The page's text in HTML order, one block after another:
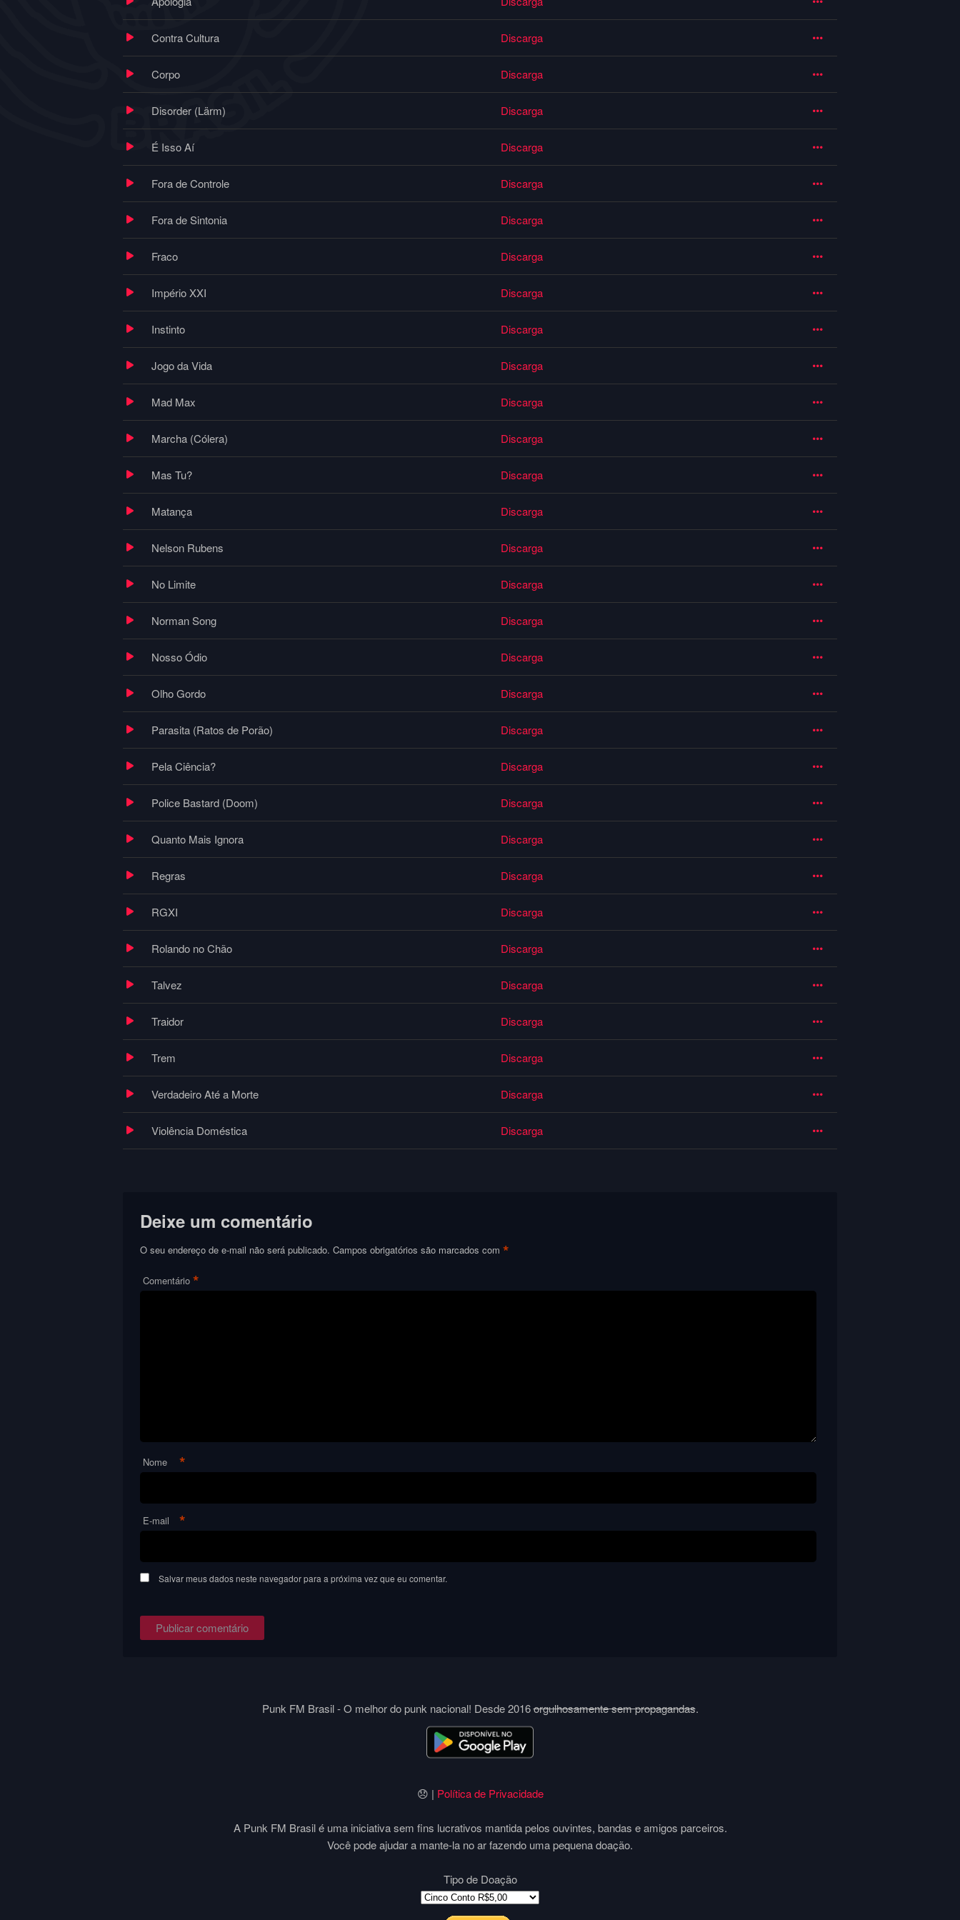
Contra Cultura Discarga
Corpo Discarga
Disorder (Lärm) Discarga
É Isso Aí Discarga
Fora de Controle Discarga
Fora de Sintonia Discarga
Fraco Discarga
Império XXI Discarga
Instinto Discarga
Jogo da Vida Discarga
Mad Max Discarga
Marcha (Cólera) Discarga
Mas Tu? Discarga
Matança Discarga
Nelson Rubens Discarga
No Limite Discarga
Norman Song Discarga
Nosso Ódio Discarga
Olho Gordo Discarga
Parasita (Ratos de Porão) Discarga
Pela Ciência? Discarga
Police Bastard (Doom) Discarga
Quanto Mais Ignora Discarga
Regras Discarga
RGXI Discarga
Rolando no Chão Discarga
Talvez Discarga
Traidor Discarga
Trem Discarga
Verdadeiro Até a Morte Discarga
Violência Doméstica Discarga
Deixe um comentário
O seu endereço de e-mail não será publicado. Campos obrigatórios são marcados com*
Comentário *
Nome *
E-mail *
Salvar meus dados neste navegador para a próxima vez que eu comentar.
Punk FM Brasil - O melhor do punk nacional! Desde 2016orgulhosamente sem propagandas.
😞 | Política de Privacidade
A Punk FM Brasil é uma iniciativa sem fins lucrativos mantida pelos ouvintes, bandas e amigos parceiros.
Você pode ajudar a mante-la no ar fazendo uma pequena doação.
Tipo de Doação